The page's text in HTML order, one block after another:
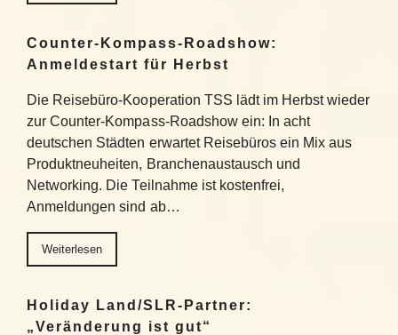
Counter-Kompass-Roadshow:
Anmeldestart für Herbst
Die Reisebüro-Kooperation TSS lädt im Herbst wieder
zur Counter-Kompass-Roadshow ein: In acht
deutschen Städten erwartet Reisebüros ein Mix aus
Produktneuheiten, Branchenaustausch und
Networking. Die Teilnahme ist kostenfrei,
Anmeldungen sind ab…
Weiterlesen
Holiday Land/SLR-Partner:
„Veränderung ist gut“